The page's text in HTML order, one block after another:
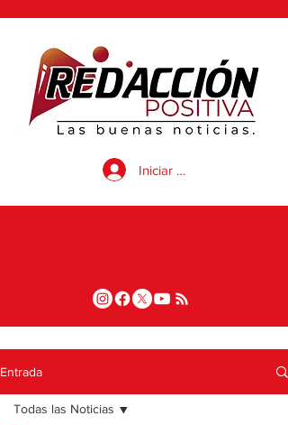
Iniciar sesión
Entrada
Todas las Noticias